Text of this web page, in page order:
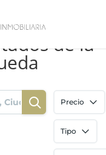
de la
Precio
Tipo